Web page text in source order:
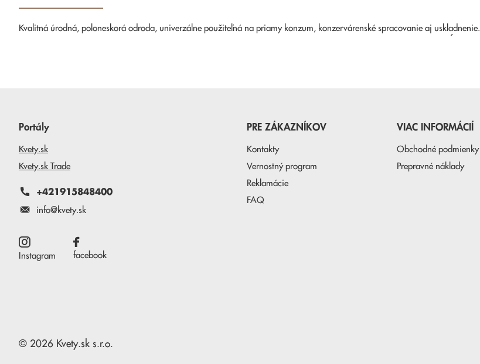
Kvalitná úrodná, poloneskorá odroda, univerzálne použiteľná na priamy konzum, konzervárenské spracovanie aj uskladnenie.
Portály
Kvety.sk
Kvety.sk Trade
+421915848400
info@kvety.sk
Instagram facebook
PRE ZÁKAZNÍKOV
Kontakty
Vernostný program
Reklamácie
FAQ
VIAC INFORMÁCIÍ
Obchodné podmienky
Prepravné náklady
© 2026 Kvety.sk s.r.o.